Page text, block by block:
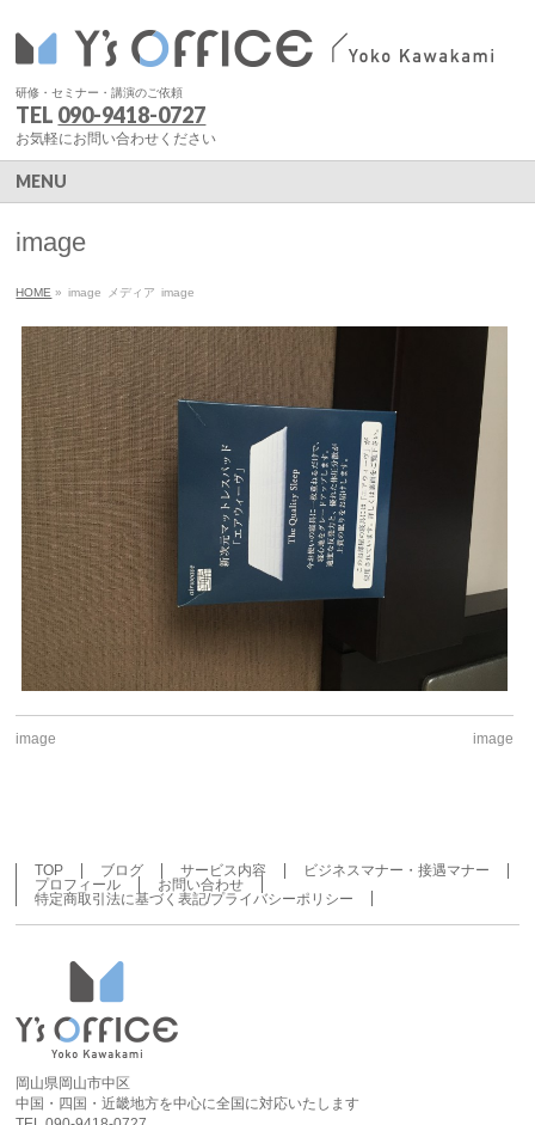
研修・セミナー・講演のご依頼
TEL 090-9418-0727
お気軽にお問い合わせください
MENU
image
HOME » image メディア image
image image
TOP ブログ サービス内容
ビジネスマナー・接遇マナー
プロフィール
お問い合わせ
特定商取引法に基づく表記/プライバシーポリシー
岡山県岡山市中区
中国・四国・近畿地方を中心に全国に対応いたします